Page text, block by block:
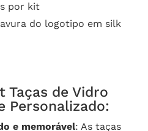
por kit
do logotipo em silk
Taças de Vidro
Personalizado:
e memorável: As taças